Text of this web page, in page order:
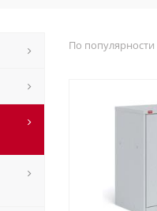
По популярности